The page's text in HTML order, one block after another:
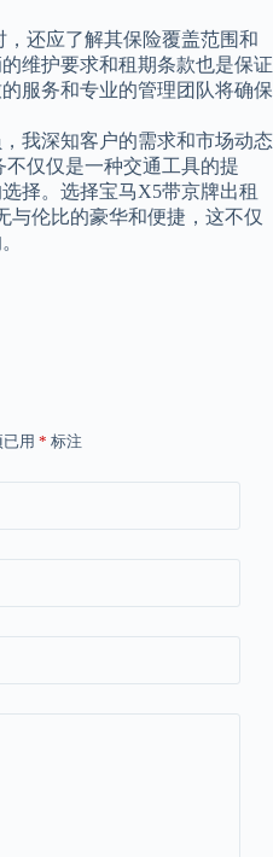
还应了解其保险覆盖范围和
维护要求和租期条款也是保证
服务和专业的管理团队将确保
我深知客户的需求和市场动态
仅仅是一种交通工具的提
择。选择宝马X5带京牌出租
与伦比的豪华和便捷，这不仅
用 * 标注